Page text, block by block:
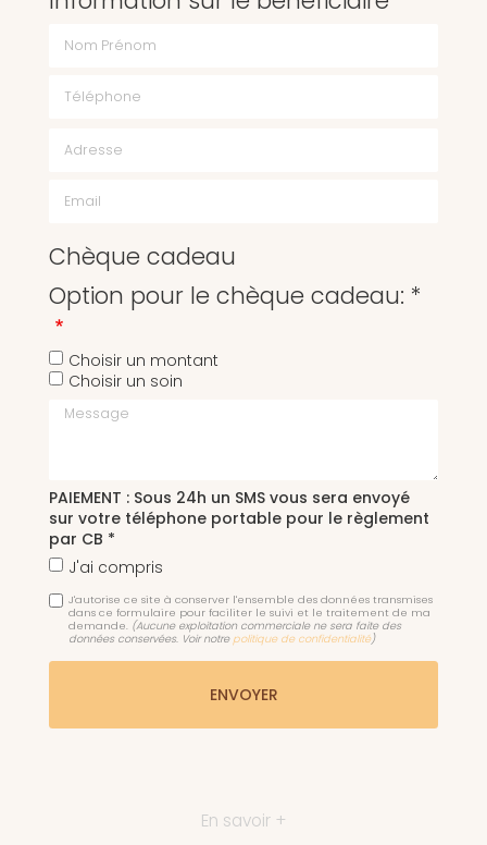
Chèque cadeau
Option pour le chèque cadeau: *
Choisir un montant
Choisir un soin
Message
PAIEMENT : Sous 24h un SMS vous sera envoyé
sur votre téléphone portable pour le règlement
par CB *
J'ai compris
J'autorise ce site à conserver l'ensemble des données transmises
dans ce formulaire pour faciliter le suivi et le traitement de ma
demande. (Aucune exploitation commerciale ne sera faite des
données conservées. Voir notre politique de confidentialité)
En savoir +